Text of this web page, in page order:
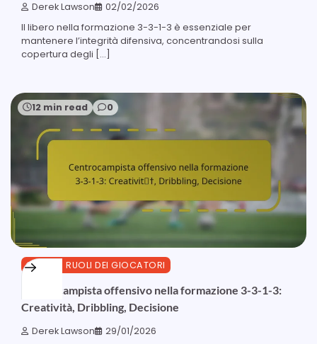
Derek Lawson 02/02/2026
Il libero nella formazione 3-3-1-3 è essenziale per
mantenere l’integrità difensiva, concentrandosi sulla
copertura degli […]
12 min read 0
3-3-1-3 RUOLI DEI GIOCATORI
Centrocampista offensivo nella formazione 3-3-1-3:
Creatività, Dribbling, Decisione
Derek Lawson 29/01/2026